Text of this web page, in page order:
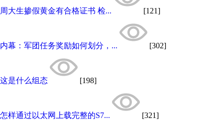
周大生掺假黄金有合格证书 检... [121]
内幕：军团任务奖励如何划分，... [302]
这是什么组态 [198]
怎样通过以太网上载完整的S7... [321]